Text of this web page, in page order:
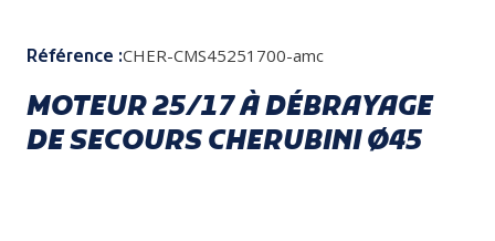
Référence :CHER-CMS45251700-amc
MOTEUR 25/17 À DÉBRAYAGE
DE SECOURS CHERUBINI Ø45